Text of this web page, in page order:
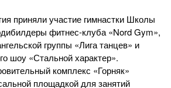
приняли участие гимнастки Школы
фитнес-клуба «Nord Gym»,
группы «Лига танцев» и
шоу «Стальной характер».
комплекс «Горняк»
площадкой для занятий